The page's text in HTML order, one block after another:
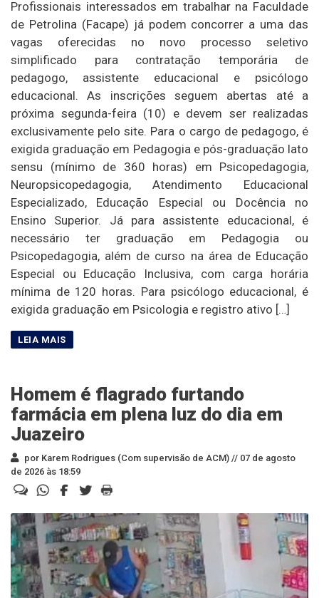
Profissionais interessados em trabalhar na Faculdade
de Petrolina (Facape) já podem concorrer a uma das
vagas oferecidas no novo processo seletivo
simplificado para contratação temporária de
pedagogo, assistente educacional e psicólogo
educacional. As inscrições seguem abertas até a
próxima segunda-feira (10) e devem ser realizadas
exclusivamente pelo site. Para o cargo de pedagogo, é
exigida graduação em Pedagogia e pós-graduação lato
sensu (mínimo de 360 horas) em Psicopedagogia,
Neuropsicopedagogia, Atendimento Educacional
Especializado, Educação Especial ou Docência no
Ensino Superior. Já para assistente educacional, é
necessário ter graduação em Pedagogia ou
Psicopedagogia, além de curso na área de Educação
Especial ou Educação Inclusiva, com carga horária
mínima de 120 horas. Para psicólogo educacional, é
exigida graduação em Psicologia e registro ativo […]
Homem é flagrado furtando
farmácia em plena luz do dia em
Juazeiro
por Karem Rodrigues (Com supervisão de ACM) // 07 de agosto
de 2026 às 18:59